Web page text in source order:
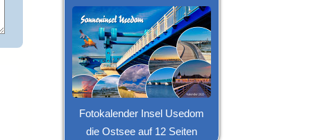
Fotokalender Insel Usedom
die Ostsee auf 12 Seiten